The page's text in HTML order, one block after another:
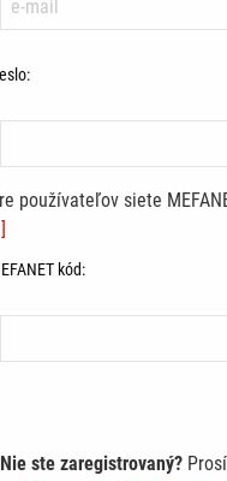
používateľov siete
kód:
Nie ste zaregistrovaný?